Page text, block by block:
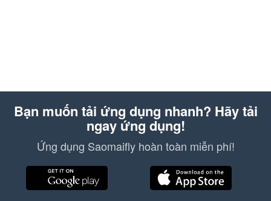
Bạn muốn tải ứng dụng nhanh? Hãy tải
ngay ứng dụng!
Ứng dụng Saomaifly hoàn toàn miễn phí!